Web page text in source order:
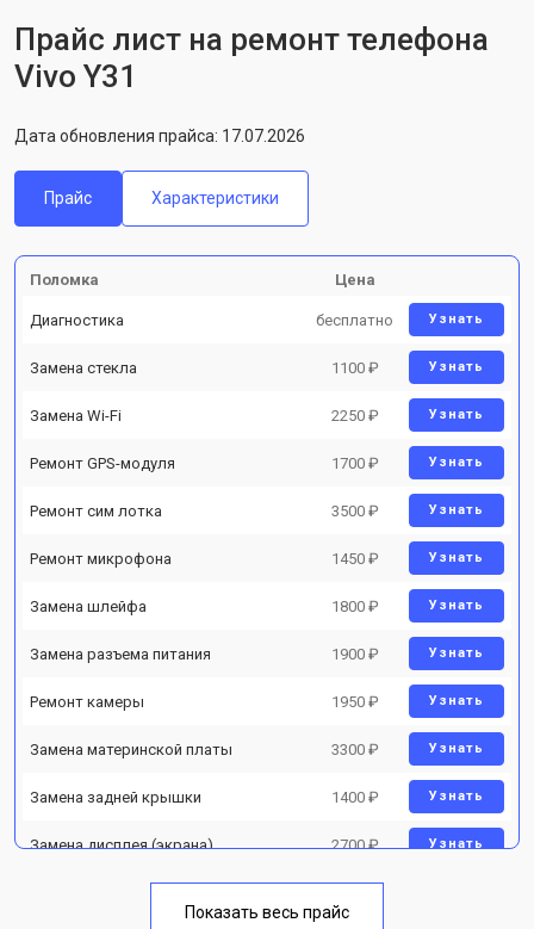
Прайс лист на ремонт телефона
Vivo Y31
Дата обновления прайса: 17.07.2026
Прайс Характеристики
Поломка Цена
Диагностика бесплатно Узнать
Замена стекла 1100 ₽ Узнать
Замена Wi-Fi 2250 ₽ Узнать
Ремонт GPS-модуля 1700 ₽ Узнать
Ремонт сим лотка 3500 ₽ Узнать
Ремонт микрофона 1450 ₽ Узнать
Замена шлейфа 1800 ₽ Узнать
Замена разъема питания 1900 ₽ Узнать
Ремонт камеры 1950 ₽ Узнать
Замена материнской платы 3300 ₽ Узнать
Замена задней крышки 1400 ₽ Узнать
Замена дисплея (экрана) 2700 ₽ Узнать
Показать весь прайс